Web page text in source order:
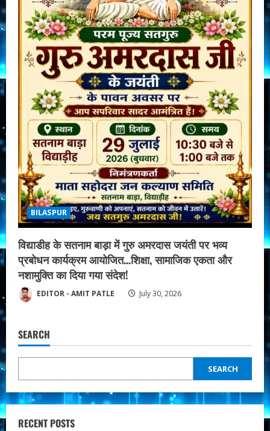
BILASPUR
विद्याडीह के सतनाम बाड़ा में गुरु अमरदास जयंती पर भव्य
प्रबोधन कार्यक्रम आयोजित…शिक्षा, सामाजिक एकता और
नशामुक्ति का दिया गया संदेश!
EDITOR - AMIT PATLE July 30, 2026
SEARCH
SEARCH
RECENT POSTS